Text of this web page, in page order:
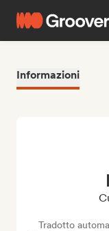
Informazioni
Tradotto